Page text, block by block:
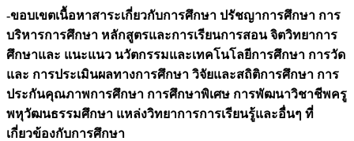
-ขอบเขตเนื้อหาสาระเกี่ยวกับการศึกษา ปรัชญาการศึกษา การ
บริหารการศึกษา หลักสูตรและการเรียนการสอน จิตวิทยาการ
ศึกษาและ แนะแนว นวัตกรรมและเทคโนโลยีการศึกษา การวัด
และ การประเมินผลทางการศึกษา วิจัยและสถิติการศึกษา การ
ประกันคุณภาพการศึกษา การศึกษาพิเศษ การพัฒนาวิชาชีพครู
พหุวัฒนธรรมศึกษา แหล่งวิทยาการการเรียนรู้และอื่นๆ ที่
เกี่ยวข้องกับการศึกษา